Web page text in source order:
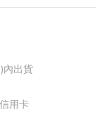
內出貨
用卡